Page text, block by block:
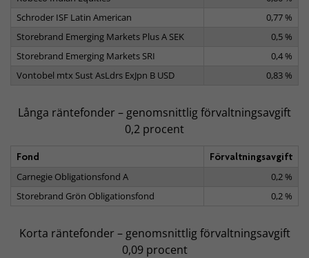
Schroder ISF Latin American
0,77 %
Storebrand Emerging Markets Plus A SEK
0,5 %
Storebrand Emerging Markets SRI
0,4 %
Vontobel mtx Sust AsLdrs ExJpn B USD
0,83 %
Långa räntefonder – genomsnittlig förvaltningsavgift
0,2 procent
Fond
Förvaltningsavgift
Carnegie Obligationsfond A
0,2 %
Storebrand Grön Obligationsfond
0,2 %
Korta räntefonder – genomsnittlig förvaltningsavgift
0,09 procent